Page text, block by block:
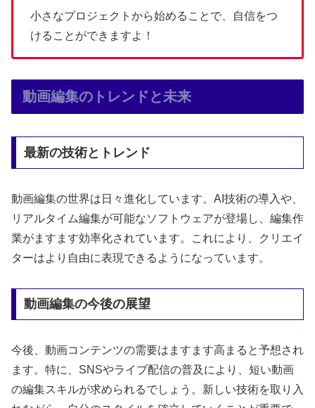
小さなプロジェクトから始めることで、自信をつ
けることができますよ！
動画編集のトレンドと未来
最新の技術とトレンド
動画編集の世界は日々進化しています。AI技術の導入や、
リアルタイム編集が可能なソフトウェアが登場し、編集作
業がますます効率化されています。これにより、クリエイ
ターはより自由に表現できるようになっています。
動画編集の今後の展望
今後、動画コンテンツの需要はますます高まると予想され
ます。特に、SNSやライブ配信の普及により、短い動画
の編集スキルが求められるでしょう。新しい技術を取り入